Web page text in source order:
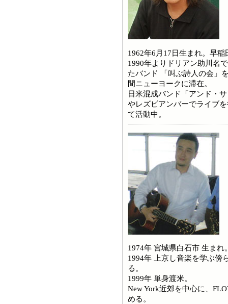
1962年6月17日生まれ。早
1990年よりドリアン助川名
たバンド 「叫ぶ詩人の会」
間ニューヨークに滞在。
日米混成バンド「アンド・
やレズビアンバーでライブ
て活動中。
1974年 宮城県白石市 生ま
1994年 上京し音楽を学ぶ傍
る。
1999年 単身渡米。
New York近郊を中心に、
める。